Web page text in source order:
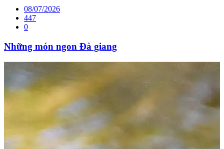
08/07/2026
447
0
Những món ngon Đà giang